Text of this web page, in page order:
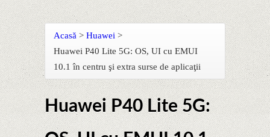
Acasă > Huawei >
Huawei P40 Lite 5G: OS, UI cu EMUI
10.1 în centru şi extra surse de aplicaţii
Huawei P40 Lite 5G: